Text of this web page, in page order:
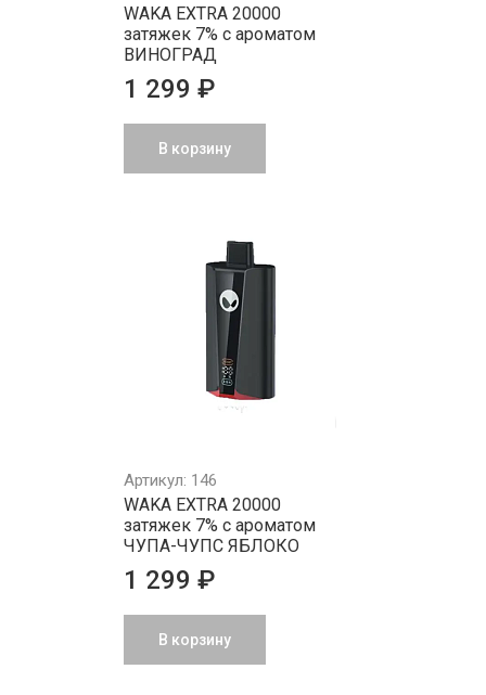
WAKA EXTRA 20000
затяжек 7% с ароматом
ВИНОГРАД
1 299 ₽
В корзину
Артикул: 146
WAKA EXTRA 20000
затяжек 7% с ароматом
ЧУПА-ЧУПС ЯБЛОКО
1 299 ₽
В корзину